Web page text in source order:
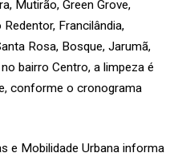
Mutirão, Green Grove,
Francilândia,
Rosa, Bosque, Jarumã,
bairro Centro, a limpeza é
conforme o cronograma
e Mobilidade Urbana informa